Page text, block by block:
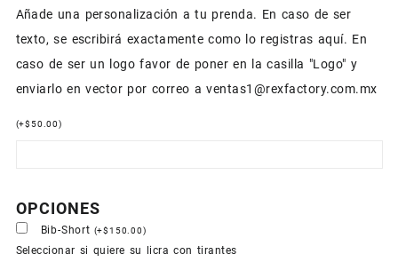
Añade una personalización a tu prenda. En caso de ser
texto, se escribirá exactamente como lo registras aquí. En
caso de ser un logo favor de poner en la casilla "Logo" y
enviarlo en vector por correo a ventas1@rexfactory.com.mx
(+$50.00 )
OPCIONES
Bib-Short (+$150.00 )
Seleccionar si quiere su licra con tirantes